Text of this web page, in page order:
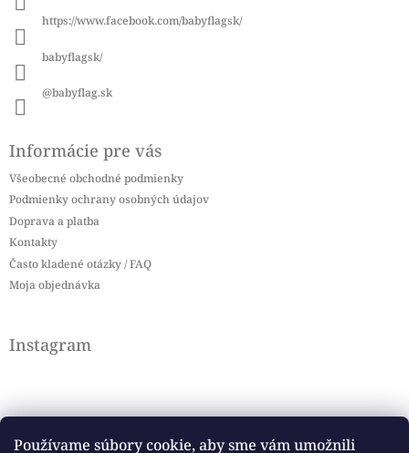
Používame súbory cookie, aby sme vám umožnili
https://www.facebook.com/babyflagsk/
babyflagsk/
@babyflag.sk
Informácie pre vás
Všeobecné obchodné podmienky
Podmienky ochrany osobných údajov
Doprava a platba
Kontakty
Často kladené otázky / FAQ
Moja objednávka
Instagram